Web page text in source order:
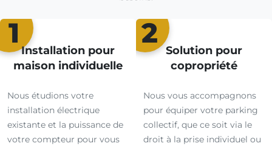
1
Installation pour
maison individuelle
Nous étudions votre
installation électrique
existante et la puissance de
votre compteur pour vous
2
Solution pour
copropriété
Nous vous accompagnons
pour équiper votre parking
collectif, que ce soit via le
droit à la prise individuel ou